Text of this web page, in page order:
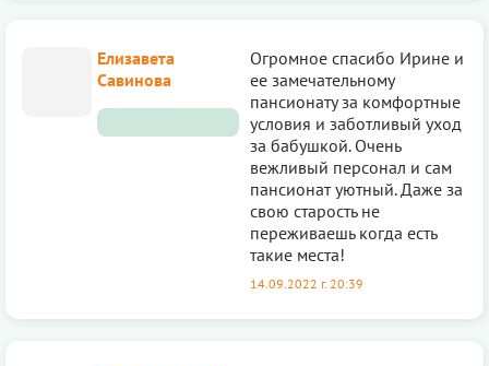
Елизавета
Савинова
Огромное спасибо Ирине и
ее замечательному
пансионату за комфортные
условия и заботливый уход
за бабушкой. Очень
вежливый персонал и сам
пансионат уютный. Даже за
свою старость не
переживаешь когда есть
такие места!
14.09.2022 г. 20:39